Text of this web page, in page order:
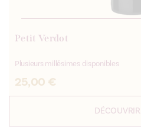
Petit Verdot
Plusieurs millésimes disponibles
25,00 €
DÉCOUVRIR